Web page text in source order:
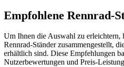
Empfohlene Rennrad-
Um Ihnen die Auswahl zu erleichtern,
Rennrad-Ständer zusammengestellt,
erhältlich sind. Diese Empfehlungen
Nutzerbewertungen und Preis-